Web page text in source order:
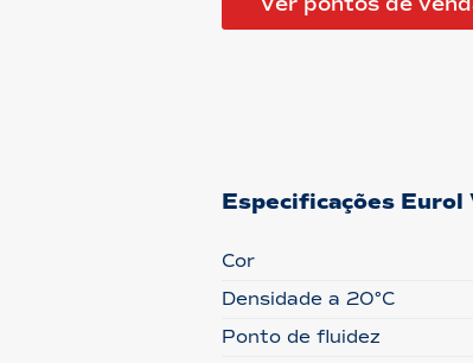
Especificações Eurol
Cor
Densidade a 20°C
Ponto de fluidez